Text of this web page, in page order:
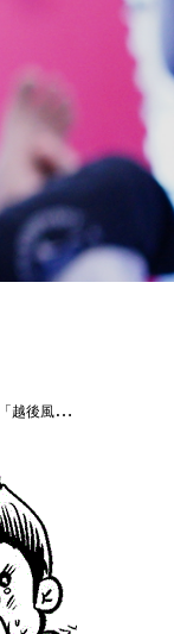
貝 THE YAMANBA（ピロクテテス新潟）vs加藤 裕彦（SAI-GYM）#越後風神祭り9 #修斗新潟 #shooto0821